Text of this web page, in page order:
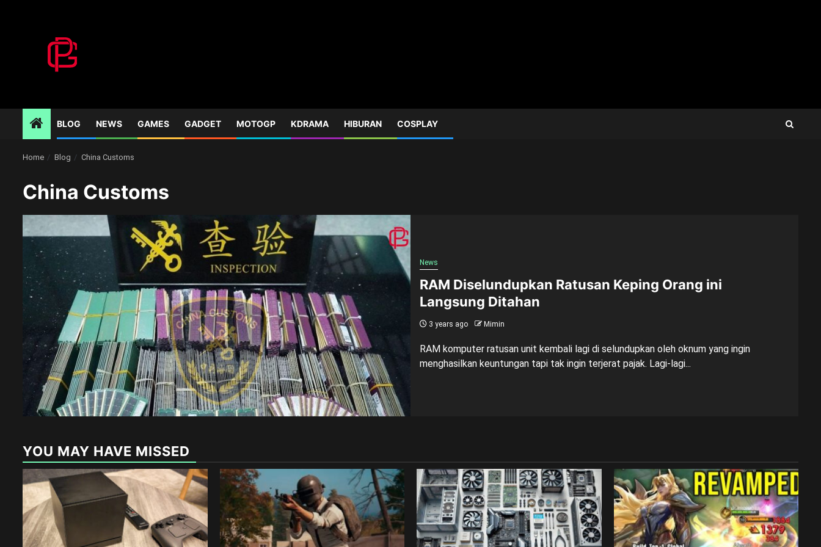
BLOG NEWS GAMES GADGET MOTOGP KDRAMA HIBURAN COSPLAY
Home Blog China Customs
China Customs
News
RAM Diselundupkan Ratusan Keping Orang ini
Langsung Ditahan
3 years ago Mimin
RAM komputer ratusan unit kembali lagi di selundupkan oleh oknum yang ingin
menghasilkan keuntungan tapi tak ingin terjerat pajak. Lagi-lagi...
YOU MAY HAVE MISSED